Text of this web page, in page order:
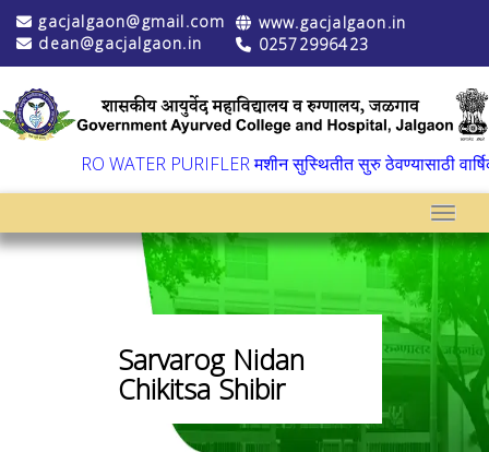
gacjalgaon@gmail.com
dean@gacjalgaon.in
www.gacjalgaon.in
02572996423
RO WATER PURIFLER मशीन सुस्थितीत सुरु ठेवण्यासाठी
Sarvarog Nidan
Chikitsa Shibir